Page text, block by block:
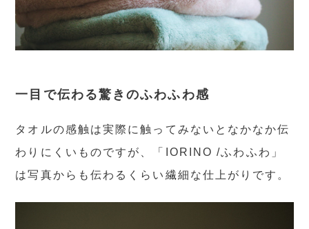
一目で伝わる驚きのふわふわ感
タオルの感触は実際に触ってみないとなかなか伝
わりにくいものですが、「IORINO /ふわふわ」
は写真からも伝わるくらい繊細な仕上がりです。